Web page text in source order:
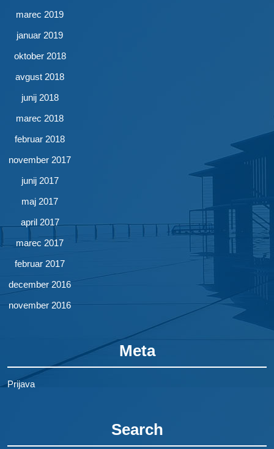
marec 2019
januar 2019
oktober 2018
avgust 2018
junij 2018
marec 2018
februar 2018
november 2017
junij 2017
maj 2017
april 2017
marec 2017
februar 2017
december 2016
november 2016
Meta
Prijava
Search